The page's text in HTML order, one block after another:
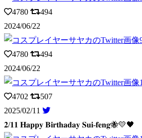
4780
494
2024/06/22
4780
494
2024/06/22
4702
507
2025/02/11
𝟐/𝟏𝟏 𝐇𝐚𝐩𝐩𝐲 𝐁𝐢𝐫𝐭𝐡𝐚𝐝𝐚𝐲 𝐒𝐮𝐢-𝐟𝐞𝐧𝐠🐝💛🖤